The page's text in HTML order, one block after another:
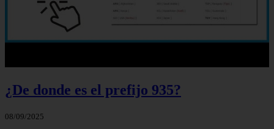
¿De donde es el prefijo 935?
08/09/2025